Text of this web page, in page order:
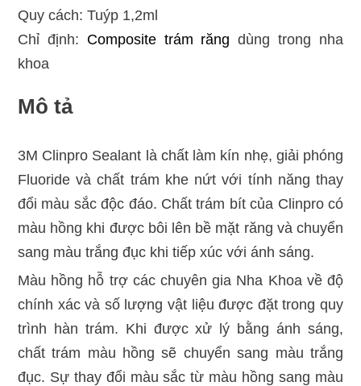
Quy cách: Tuýp 1,2ml
Chỉ định: Composite trám răng dùng trong nha
khoa
Mô tả
3M Clinpro Sealant là chất làm kín nhẹ, giải phóng
Fluoride và chất trám khe nứt với tính năng thay
đổi màu sắc độc đáo. Chất trám bít của Clinpro có
màu hồng khi được bôi lên bề mặt răng và chuyển
sang màu trắng đục khi tiếp xúc với ánh sáng.
Màu hồng hỗ trợ các chuyên gia Nha Khoa về độ
chính xác và số lượng vật liệu được đặt trong quy
trình hàn trám. Khi được xử lý bằng ánh sáng,
chất trám màu hồng sẽ chuyển sang màu trắng
đục. Sự thay đổi màu sắc từ màu hồng sang màu